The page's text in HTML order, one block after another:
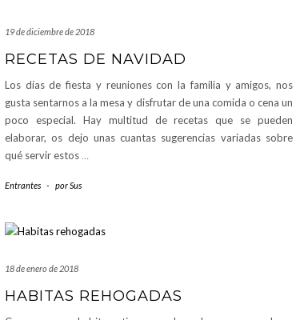
19 de diciembre de 2018
RECETAS DE NAVIDAD
Los días de fiesta y reuniones con la familia y amigos, nos
gusta sentarnos a la mesa y disfrutar de una comida o cena un
poco especial. Hay multitud de recetas que se pueden
elaborar, os dejo unas cuantas sugerencias variadas sobre
qué servir estos …
Entrantes - porSus
18 de enero de 2018
HABITAS REHOGADAS